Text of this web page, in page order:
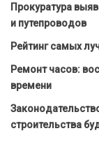
Прокуратура
и путепроводов
Рейтинг самых
Ремонт часов:
времени
строительства